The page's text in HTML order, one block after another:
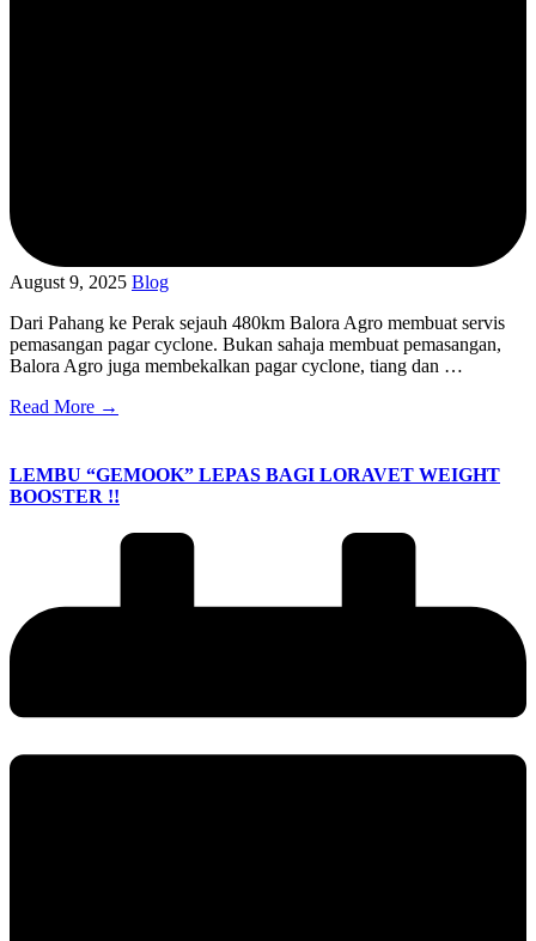
August 9, 2025 Blog
Dari Pahang ke Perak sejauh 480km Balora Agro membuat servis
pemasangan pagar cyclone. Bukan sahaja membuat pemasangan,
Balora Agro juga membekalkan pagar cyclone, tiang dan …
Read More →
LEMBU “GEMOOK” LEPAS BAGI LORAVET WEIGHT
BOOSTER !!